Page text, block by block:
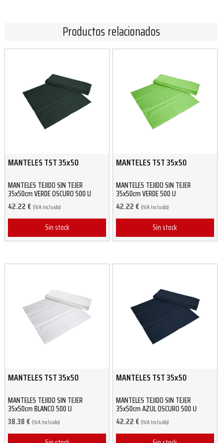
Productos relacionados
MANTELES TST 35x50
MANTELES TEJIDO SIN TEJER
35x50cm VERDE OSCURO 500 U
42.22 € (IVA Incluido)
Sin stock
MANTELES TST 35x50
MANTELES TEJIDO SIN TEJER
35x50cm VERDE 500 U
42.22 € (IVA Incluido)
Sin stock
MANTELES TST 35x50
MANTELES TEJIDO SIN TEJER
35x50cm BLANCO 500 U
38.38 € (IVA Incluido)
MANTELES TST 35x50
MANTELES TEJIDO SIN TEJER
35x50cm AZUL OSCURO 500 U
42.22 € (IVA Incluido)